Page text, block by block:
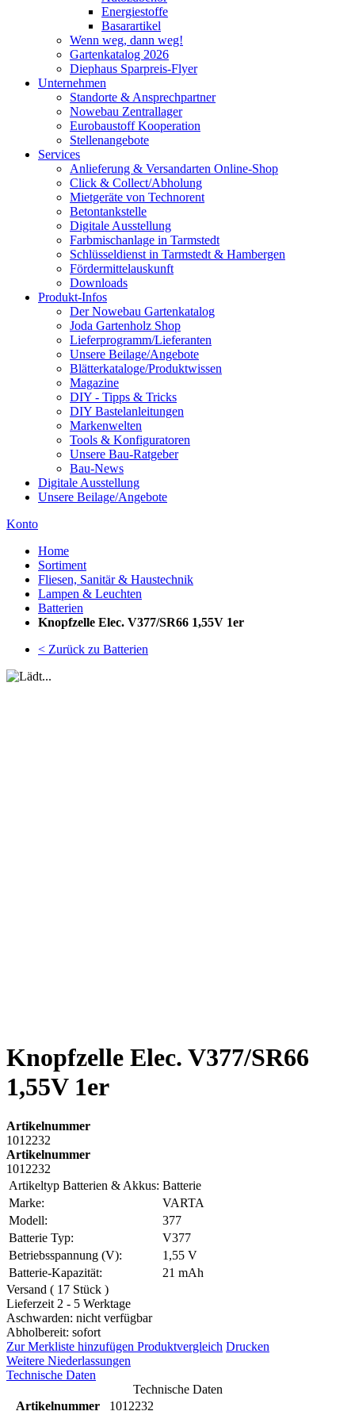
Energiestoffe
Basarartikel
Wenn weg, dann weg!
Gartenkatalog 2026
Diephaus Sparpreis-Flyer
Unternehmen
Standorte & Ansprechpartner
Nowebau Zentrallager
Eurobaustoff Kooperation
Stellenangebote
Services
Anlieferung & Versandarten Online-Shop
Click & Collect/Abholung
Mietgeräte von Technorent
Betontankstelle
Digitale Ausstellung
Farbmischanlage in Tarmstedt
Schlüsseldienst in Tarmstedt & Hambergen
Fördermittelauskunft
Downloads
Produkt-Infos
Der Nowebau Gartenkatalog
Joda Gartenholz Shop
Lieferprogramm/Lieferanten
Unsere Beilage/Angebote
Blätterkataloge/Produktwissen
Magazine
DIY - Tipps & Tricks
DIY Bastelanleitungen
Markenwelten
Tools & Konfiguratoren
Unsere Bau-Ratgeber
Bau-News
Digitale Ausstellung
Unsere Beilage/Angebote
Konto
Home
Sortiment
Fliesen, Sanitär & Haustechnik
Lampen & Leuchten
Batterien
Knopfzelle Elec. V377/SR66 1,55V 1er
< Zurück zu Batterien
Knopfzelle Elec. V377/SR66
1,55V 1er
Artikelnummer
1012232
Artikelnummer
1012232
Artikeltyp Batterien & Akkus: Batterie
Marke:
VARTA
Modell:
377
Batterie Typ:
V377
Betriebsspannung (V):
1,55 V
Batterie-Kapazität:
21 mAh
Versand ( 17 Stück )
Lieferzeit 2 - 5 Werktage
Aschwarden: nicht verfügbar
Abholbereit: sofort
Zur Merkliste hinzufügen Produktvergleich Drucken
Weitere Niederlassungen
Technische Daten
Technische Daten
Artikelnummer
1012232